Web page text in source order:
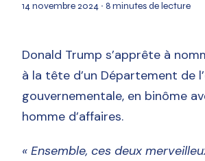
14 novembre 2024 ∙ 8 minutes de lecture
Donald Trump s’apprête à
à la tête d’un Département de
gouvernementale, en binôme
homme d’affaires.
« Ensemble, ces deux